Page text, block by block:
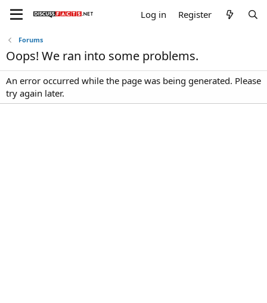
Log in Register
Forums
Oops! We ran into some problems.
An error occurred while the page was being generated. Please
try again later.